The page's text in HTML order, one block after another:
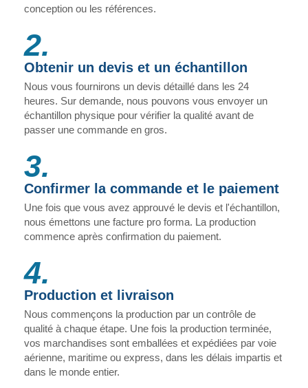
conception ou les références.
2.
Obtenir un devis et un échantillon
Nous vous fournirons un devis détaillé dans les 24
heures. Sur demande, nous pouvons vous envoyer un
échantillon physique pour vérifier la qualité avant de
passer une commande en gros.
3.
Confirmer la commande et le paiement
Une fois que vous avez approuvé le devis et l'échantillon,
nous émettons une facture pro forma. La production
commence après confirmation du paiement.
4.
Production et livraison
Nous commençons la production par un contrôle de
qualité à chaque étape. Une fois la production terminée,
vos marchandises sont emballées et expédiées par voie
aérienne, maritime ou express, dans les délais impartis et
dans le monde entier.